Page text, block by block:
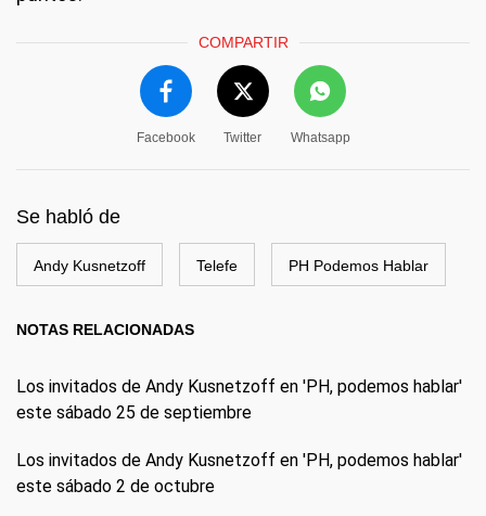
COMPARTIR
Facebook Twitter Whatsapp
Se habló de
Andy Kusnetzoff Telefe PH Podemos Hablar
NOTAS RELACIONADAS
Los invitados de Andy Kusnetzoff en 'PH, podemos hablar'
este sábado 25 de septiembre
Los invitados de Andy Kusnetzoff en 'PH, podemos hablar'
este sábado 2 de octubre